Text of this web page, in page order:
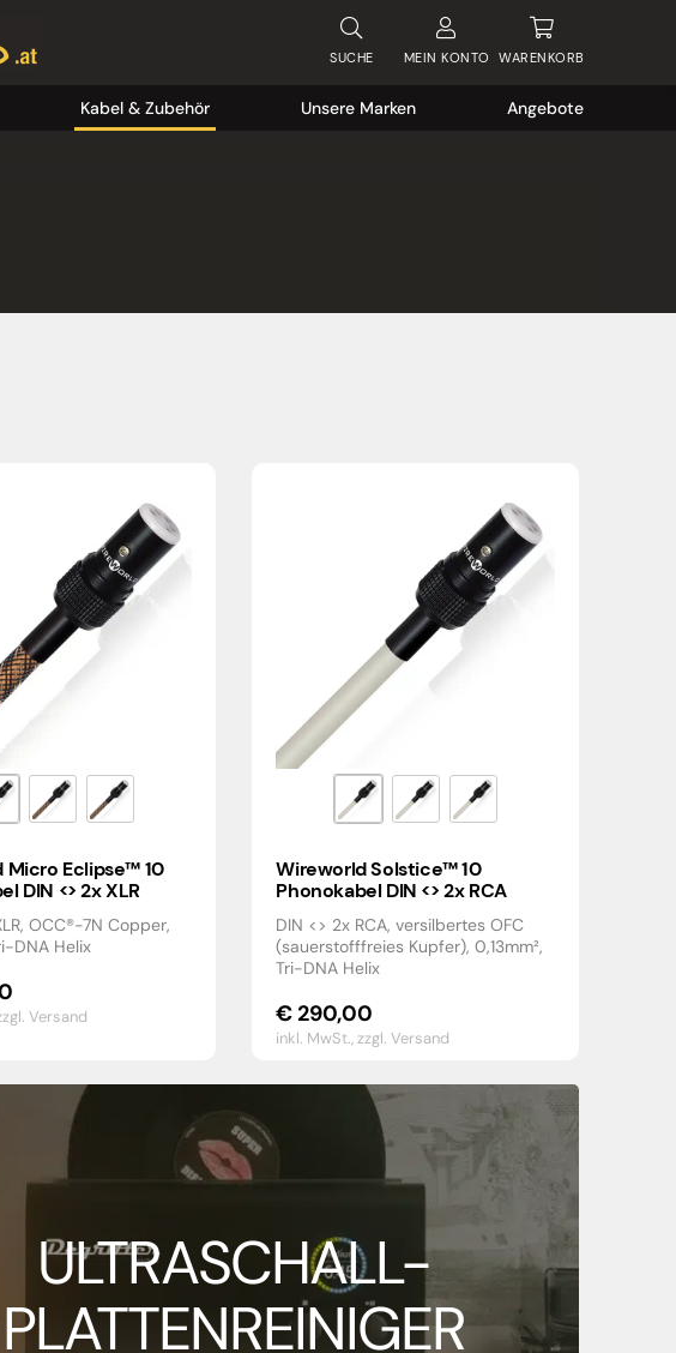
SUCHE MEIN KONTO WARENKORB
Kabel & Zubehör Unsere Marken Angebote
Micro Eclipse™ 10
DIN <> 2x XLR
OCC®-7N Copper,
DNA Helix
Versand
Wireworld Solstice™ 10
Phonokabel DIN <> 2x RCA
DIN <> 2x RCA, versilbertes OFC
(sauerstofffreies Kupfer), 0,13mm²,
Tri-DNA Helix
€290,00
inkl. MwSt.,zzgl. Versand
ULTRASCHALL-
PLATTENREINIGER